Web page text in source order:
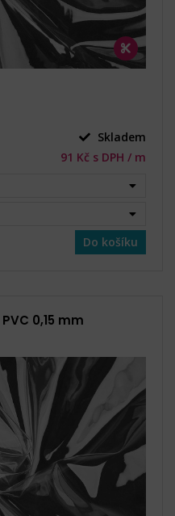
Skladem
91 Kč s DPH / m
Do košíku
0,15 mm